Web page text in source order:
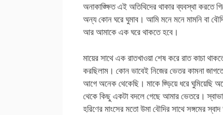
অনাকাঙ্ক্ষিত এই অতিথিদের থাকার ব্যবস্থা
অন্য কোন ঘরে ঘুমাব। আমি মনে মনে মামনি বা
আর আমাকে এক ঘরে থাকতে হবে।
মায়ের সাথে এক রাতখাওয়া শেষ করে রাত কাচা
করছিলাম। কোন ভাবেই নিজের ভেতর কামনা
আগে অনেক থেকেছি। মাকে জ্ড়িয়ে ধরে ঘুমিয়েছি
থেকে কিছু একটা বদলে গেছে আমার ভেতরে।
হরিণের মাংসের মতো উমা বৌদির সাথে সঙ্গমের